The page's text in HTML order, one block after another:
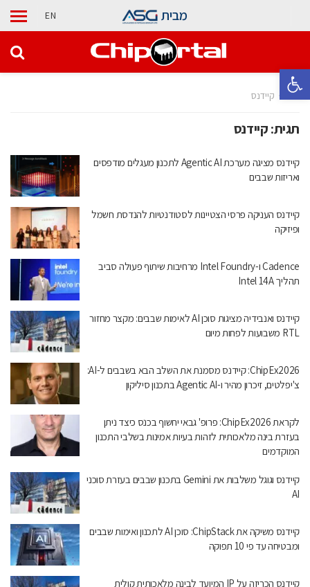
פתח סרגל נגישות
מבית EN
בית קיידנס
תגית:קיידנס
קיידנס מציגה מערכת Agentic AI לתכנון מעגלים מודפסים
ואריזות שבבים
קיידנס העניקה פרסי הצטיינות לסטודנטיות להנדסת חשמל
ופיזיקה
Cadence ו-Intel Foundry מרחיבות שיתוף פעולה סביב
תהליך Intel 14A
קיידנס ואנבידיה מציגות סוכן AI לאימות שבבים: מקצר מחזור
RTL משבועות לפחות מיום
ChipEx2026: קיידנס מסמנת את השלב הבא בשבבים ל-AI:
צ'יפלטים, זיכרון מהיר ו-Agentic AI בתכנון סיליקון
לקראת ChipEx2026: פרופ' גבאי יחשוף בכנס כיצד ניתן
בעזרת בינה מלאכותית לזהות בעיות אמינות בשלבי התכנון
המוקדמים
קיידנס וגוגל משלבות את Gemini בתכנון שבבים בעזרת סוכני
AI
קיידנס משיקה את ChipStack: סוכן AI לתכנון ואימות שבבים
ומבטיחה עד פי 10 תפוקה
קיידנס הכריזה על IP המיועד לבינה מלאכותית קולית